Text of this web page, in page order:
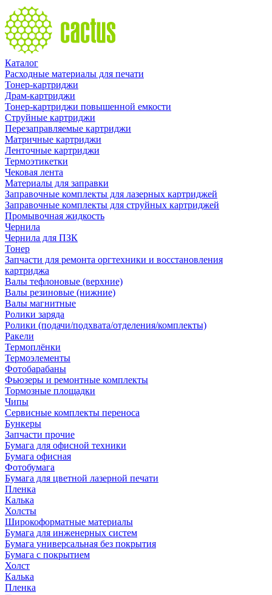
Каталог
Расходные материалы для печати
Тонер-картриджи
Драм-картриджи
Тонер-картриджи повышенной емкости
Струйные картриджи
Перезаправляемые картриджи
Матричные картриджи
Ленточные картриджи
Термоэтикетки
Чековая лента
Материалы для заправки
Заправочные комплекты для лазерных картриджей
Заправочные комплекты для струйных картриджей
Промывочная жидкость
Чернила
Чернила для ПЗК
Тонер
Запчасти для ремонта оргтехники и восстановления
картриджа
Валы тефлоновые (верхние)
Валы резиновые (нижние)
Валы магнитные
Ролики заряда
Ролики (подачи/подхвата/отделения/комплекты)
Ракели
Термоплёнки
Термоэлементы
Фотобарабаны
Фьюзеры и ремонтные комплекты
Тормозные площадки
Чипы
Сервисные комплекты переноса
Бункеры
Запчасти прочие
Бумага для офисной техники
Бумага офисная
Фотобумага
Бумага для цветной лазерной печати
Пленка
Калька
Холсты
Широкоформатные материалы
Бумага для инженерных систем
Бумага универсальная без покрытия
Бумага с покрытием
Холст
Калька
Пленка